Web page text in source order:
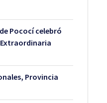
Pococí celebró
Provincia